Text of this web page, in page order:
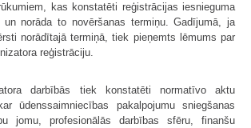
kas konstatēti reģistrācijas iesnieguma
norāda to novēršanas termiņu. Gadījumā, ja
norādītajā termiņā, tiek pieņemts lēmums par
reģistrāciju.
darbībās tiek konstatēti normatīvo aktu
ūdenssaimniecības pakalpojumu sniegšanas
jomu, profesionālās darbības sfēru, finanšu